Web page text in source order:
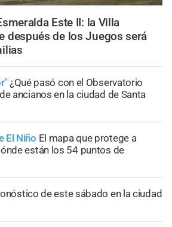
Este II: la Villa
después de los Juegos será
¿Qué pasó con el Observatorio
ancianos en la ciudad de Santa
El Niño El mapa que protege a
están los 54 puntos de
de este sábado en la ciudad